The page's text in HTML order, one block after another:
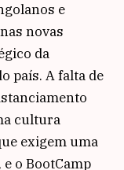
e
novas
da
país. A falta de
cultura
exigem uma
o BootCamp